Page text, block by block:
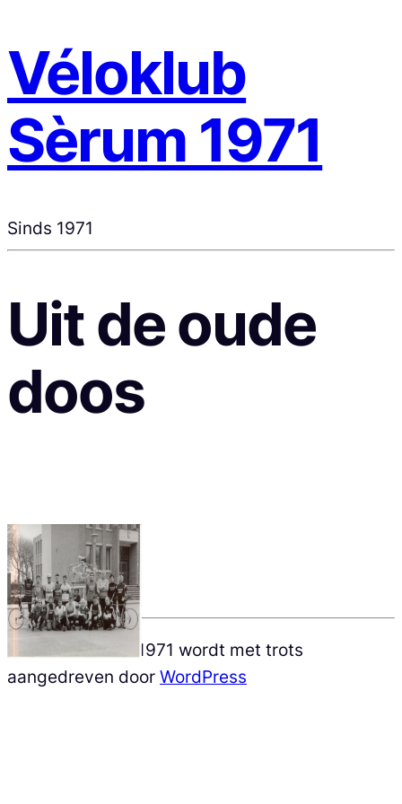
Véloklub
Sèrum 1971
Sinds 1971
Uit de oude
doos
Véloklub Sèrum 1971 wordt met trots
aangedreven door WordPress